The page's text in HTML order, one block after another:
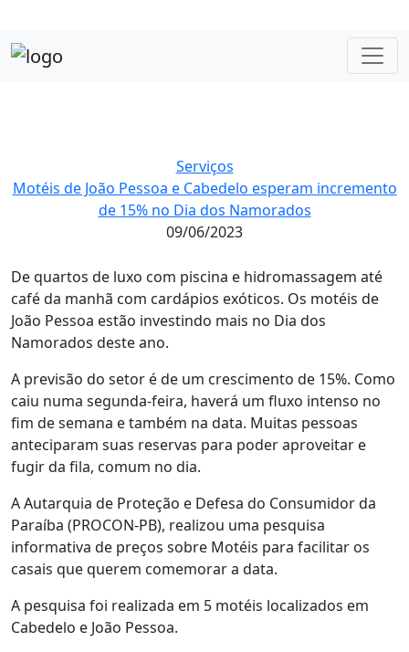
Serviços
Motéis de João Pessoa e Cabedelo esperam incremento
de 15% no Dia dos Namorados
09/06/2023
De quartos de luxo com piscina e hidromassagem até
café da manhã com cardápios exóticos. Os motéis de
João Pessoa estão investindo mais no Dia dos
Namorados deste ano.
A previsão do setor é de um crescimento de 15%. Como
caiu numa segunda-feira, haverá um fluxo intenso no
fim de semana e também na data. Muitas pessoas
anteciparam suas reservas para poder aproveitar e
fugir da fila, comum no dia.
A Autarquia de Proteção e Defesa do Consumidor da
Paraíba (PROCON-PB), realizou uma pesquisa
informativa de preços sobre Motéis para facilitar os
casais que querem comemorar a data.
A pesquisa foi realizada em 5 motéis localizados em
Cabedelo e João Pessoa.